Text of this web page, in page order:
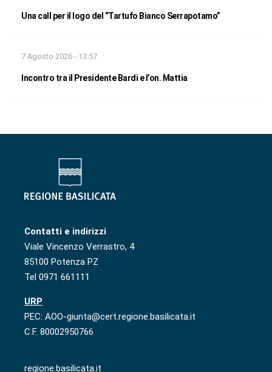
Una call per il logo del “Tartufo Bianco Serrapotamo”
7 Agosto 2026 - 13:57
Incontro tra il Presidente Bardi e l’on. Mattia
Contatti e indirizzi
Viale Vincenzo Verrastro, 4
85100 Potenza PZ
Tel 0971 661111
URP
PEC: AOO-giunta@cert.regione.basilicata.it
C.F. 80002950766
regione.basilicata.it